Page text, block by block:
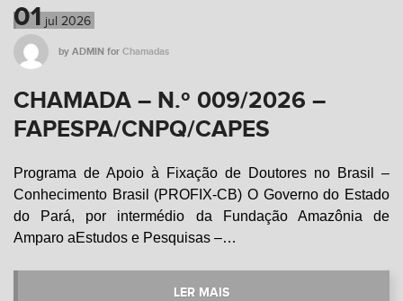
01 jul 2026
by ADMIN for Chamadas
CHAMADA – N.º 009/2026 –
FAPESPA/CNPQ/CAPES
Programa de Apoio à Fixação de Doutores no Brasil –
Conhecimento Brasil (PROFIX-CB) O Governo do Estado
do Pará, por intermédio da Fundação Amazônia de
Amparo aEstudos e Pesquisas –…
LER MAIS